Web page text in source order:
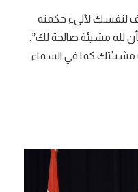
لنفسك لآلىء حكمته
لله مشيئة صالحة لك”.
مشيئتك كما في السماء